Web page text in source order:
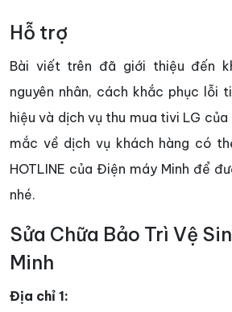
Hỗ trợ
Bài viết trên đã giới thiệu đến
nguyên nhân, cách khắc phục lỗi
hiệu và dịch vụ thu mua tivi LG
mắc về dịch vụ khách hàng có
HOTLINE của Điện máy Minh để
nhé.
Sửa Chữa Bảo Trì Vệ
Minh
Địa chỉ 1: